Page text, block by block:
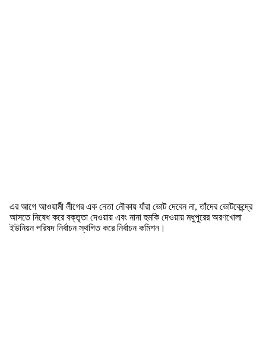
এর আগে আওয়ামী লীগের এক নেতা নৌকায় যাঁরা ভোট দেবেন না, তাঁদের ভোটকেন্দ্রে
আসতে নিষেধ করে বক্তৃতা দেওয়ায় এবং নানা হুমকি দেওয়ায় মধুপুরের অরণখোলা
ইউনিয়ন পরিষদ নির্বাচন স্থগিত করে নির্বাচন কমিশন।